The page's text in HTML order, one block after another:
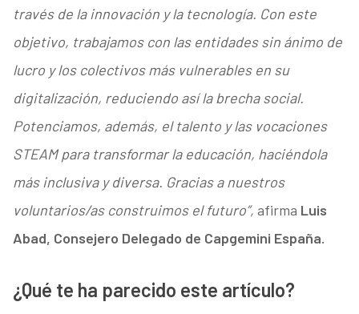
través de la innovación y la tecnología. Con este
objetivo, trabajamos con las entidades sin ánimo de
lucro y los colectivos más vulnerables en su
digitalización, reduciendo así la brecha social.
Potenciamos, además, el talento y las vocaciones
STEAM para transformar la educación, haciéndola
más inclusiva y diversa. Gracias a nuestros
voluntarios/as construimos el futuro”, afirma Luis
Abad, Consejero Delegado de Capgemini España.
¿Qué te ha parecido este artículo?